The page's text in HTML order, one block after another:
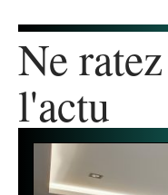
Ne
l'actu